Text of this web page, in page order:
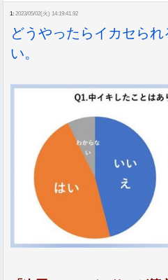
1: 2023/05/02(火) 14:19:41.92
どうやったらイカセら
い。